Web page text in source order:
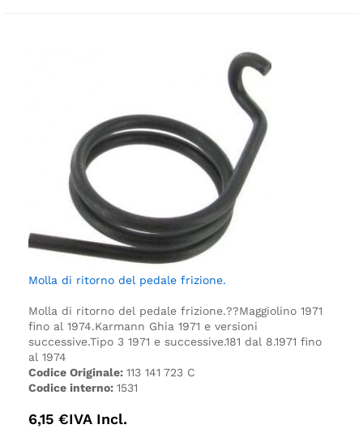
Molla di ritorno del pedale frizione.
Molla di ritorno del pedale frizione.??Maggiolino 1971
fino al 1974.Karmann Ghia 1971 e versioni
successive.Tipo 3 1971 e successive.181 dal 8.1971 fino
al 1974
Codice Originale: 113 141 723 C
Codice interno: 1531
6,15 €IVA Incl.